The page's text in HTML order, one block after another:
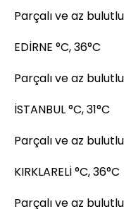
Parçalı ve az bulutlu
EDİRNE °C, 36°C
Parçalı ve az bulutlu
İSTANBUL °C, 31°C
Parçalı ve az bulutlu
KIRKLARELİ °C, 36°C
Parçalı ve az bulutlu